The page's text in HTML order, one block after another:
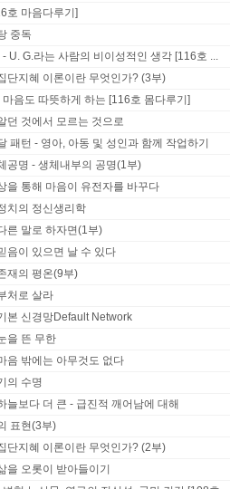
호 마음다루기]
중독
U. G.라는 사람의 비이성적인 생각 [116호 ...
단지혜 이론이란 무엇인가? (3부)
음도 따뜻하게 하는 [116호 몸다루기]
던 것에서 모르는 것으로
패턴 - 영아, 아동 및 성인과 함께 작업하기
공명 - 생체내부의 공명(1부)
을 통해 마음이 유전자를 바꾸다
치의 정신생리학
른 말로 하자면(1부)
음이 있으면 날 수 있다
재의 평온(9부)
처로 살라
본 신경망Default Network
을 뜬 무한
음 밖에는 아무것도 없다
의 수명
늘보다 더 큰 - 급진적 깨어남에 대해
표현(3부)
단지혜 이론이란 무엇인가? (2부)
을 오롯이 받아들이기